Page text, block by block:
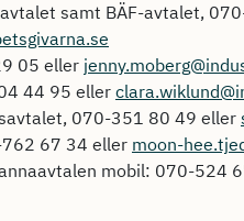
samt BÄF-avtalet,
05 eller
44 95 eller
070-351 80 49 eller
762 67 34 eller moon-
mobil: 070-524